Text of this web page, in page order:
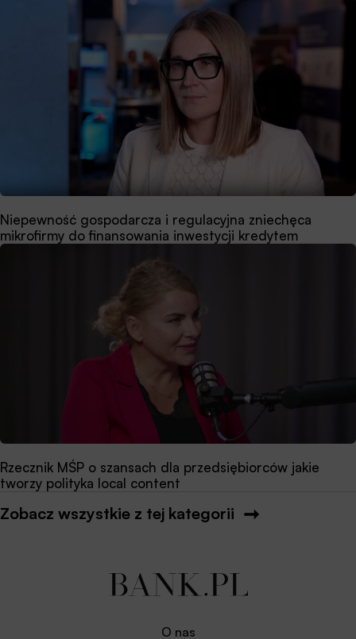
Niepewność gospodarcza i regulacyjna zniechęca
mikrofirmy do finansowania inwestycji kredytem
Rzecznik MŚP o szansach dla przedsiębiorców jakie
tworzy polityka local content
Zobacz wszystkie z tej kategorii
O nas